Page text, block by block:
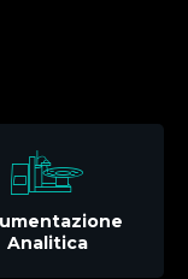
Analitica